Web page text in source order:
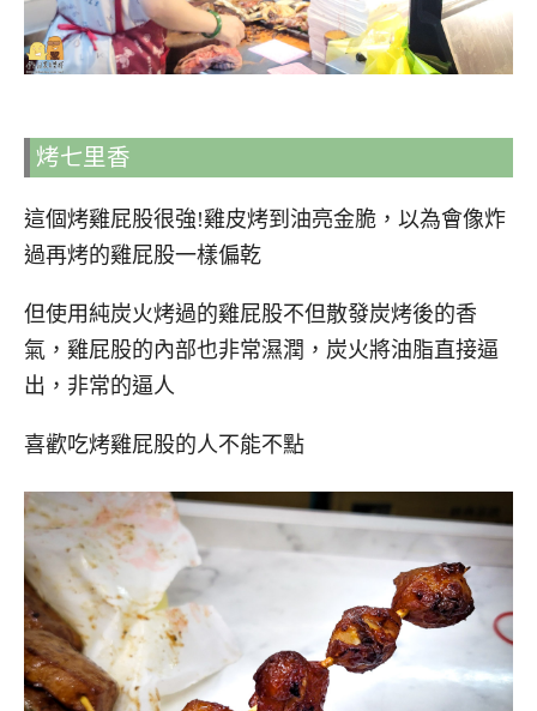
烤七里香
這個烤雞屁股很強!雞皮烤到油亮金脆，以為會像炸
過再烤的雞屁股一樣偏乾
但使用純炭火烤過的雞屁股不但散發炭烤後的香
氣，雞屁股的內部也非常濕潤，炭火將油脂直接逼
出，非常的逼人
喜歡吃烤雞屁股的人不能不點